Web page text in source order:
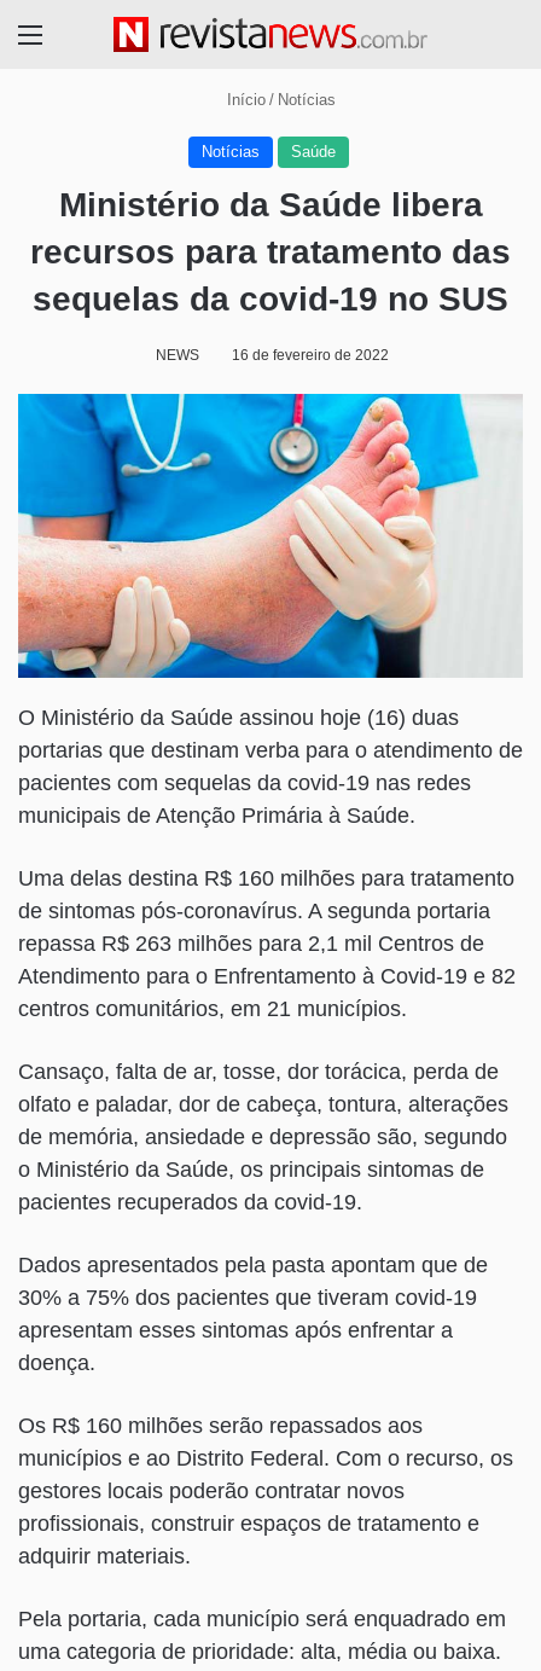
Início / Notícias
Notícias Saúde
Ministério da Saúde libera
recursos para tratamento das
sequelas da covid-19 no SUS
NEWS 16 de fevereiro de 2022
O Ministério da Saúde assinou hoje (16) duas
portarias que destinam verba para o atendimento de
pacientes com sequelas da covid-19 nas redes
municipais de Atenção Primária à Saúde.
Uma delas destina R$ 160 milhões para tratamento
de sintomas pós-coronavírus. A segunda portaria
repassa R$ 263 milhões para 2,1 mil Centros de
Atendimento para o Enfrentamento à Covid-19 e 82
centros comunitários, em 21 municípios.
Cansaço, falta de ar, tosse, dor torácica, perda de
olfato e paladar, dor de cabeça, tontura, alterações
de memória, ansiedade e depressão são, segundo
o Ministério da Saúde, os principais sintomas de
pacientes recuperados da covid-19.
Dados apresentados pela pasta apontam que de
30% a 75% dos pacientes que tiveram covid-19
apresentam esses sintomas após enfrentar a
doença.
Os R$ 160 milhões serão repassados aos
municípios e ao Distrito Federal. Com o recurso, os
gestores locais poderão contratar novos
profissionais, construir espaços de tratamento e
adquirir materiais.
Pela portaria, cada município será enquadrado em
uma categoria de prioridade: alta, média ou baixa.